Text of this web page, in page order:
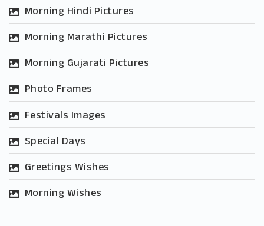
Morning Hindi Pictures
Morning Marathi Pictures
Morning Gujarati Pictures
Photo Frames
Festivals Images
Special Days
Greetings Wishes
Morning Wishes